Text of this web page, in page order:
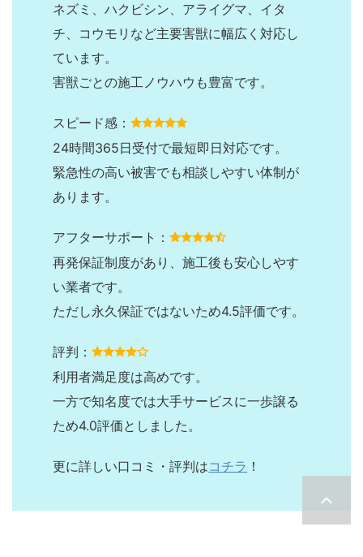
ネズミ、ハクビシン、アライグマ、イタ
チ、コウモリなど主要害獣に幅広く対応し
ています。
害獣ごとの施工ノウハウも豊富です。
スピード感：
24時間365日受付で最短即日対応です。
緊急性の高い被害でも相談しやすい体制が
あります。
アフターサポート：
再発保証制度があり、施工後も安心しやす
い業者です。
ただし永久保証ではないため4.5評価です。
評判：
利用者満足度は高めです。
一方で知名度では大手サービスに一歩譲る
ため4.0評価としました。
更に詳しい口コミ・評判はコチラ ！